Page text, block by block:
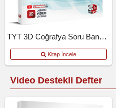
TYT 3D Coğrafya Soru Bankası
Kitap İncele
Video Destekli Defter